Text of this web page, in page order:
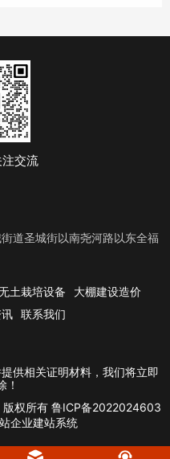
丰农业有限公司：主营产
交流
道圣城街以南尧河路以东全福
土栽培设备
大棚建设造价
联系我们
供相关证明材料，我们将立即
！
版权所有 鲁ICP备2022024603
企业建站系统